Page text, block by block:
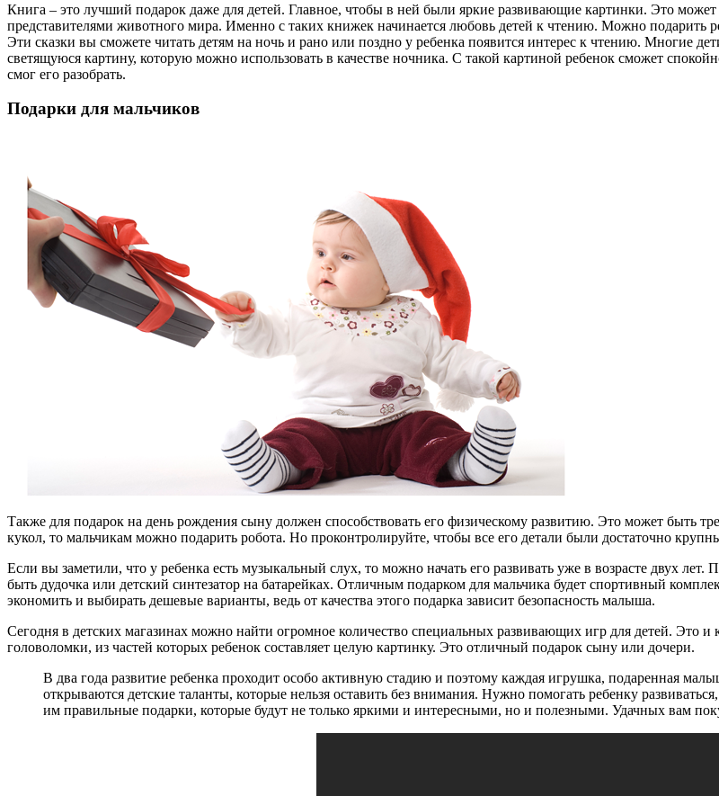
Книга – это лучший подарок даже для детей. Главное, чтобы в ней были яркие развивающие картинки. Это
представителями животного мира. Именно с таких книжек начинается любовь детей к чтению. Можно подарить
Эти сказки вы сможете читать детям на ночь и рано или поздно у ребенка появится интерес к чтению. Многие
светящуюся картину, которую можно использовать в качестве ночника. С такой картиной ребенок сможет
смог его разобрать.
Подарки для мальчиков
Также для подарок на день рождения сыну должен способствовать его физическому развитию. Это может быть
кукол, то мальчикам можно подарить робота. Но проконтролируйте, чтобы все его детали были достаточно
Если вы заметили, что у ребенка есть музыкальный слух, то можно начать его развивать уже в возрасте двух
быть дудочка или детский синтезатор на батарейках. Отличным подарком для мальчика будет спортивный
экономить и выбирать дешевые варианты, ведь от качества этого подарка зависит безопасность малыша.
Сегодня в детских магазинах можно найти огромное количество специальных развивающих игр для детей. Это и
головоломки, из частей которых ребенок составляет целую картинку. Это отличный подарок сыну или дочери.
В два года развитие ребенка проходит особо активную стадию и поэтому каждая игрушка, подаренная
открываются детские таланты, которые нельзя оставить без внимания. Нужно помогать ребенку
им правильные подарки, которые будут не только яркими и интересными, но и полезными. Удачных вам